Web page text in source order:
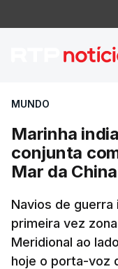
MUNDO
Marinha
conjunta
Mar da
Navios de guerra
primeira vez
Meridional ao
hoje o porta-voz